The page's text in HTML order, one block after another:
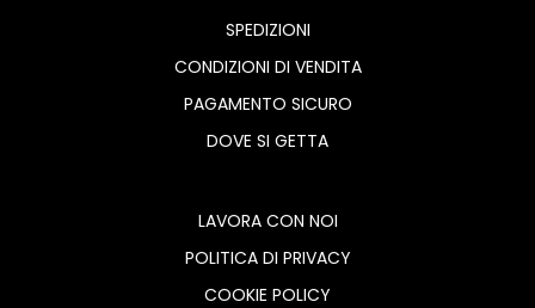
SPEDIZIONI
CONDIZIONI DI VENDITA
PAGAMENTO SICURO
DOVE SI GETTA
LAVORA CON NOI
POLITICA DI PRIVACY
COOKIE POLICY